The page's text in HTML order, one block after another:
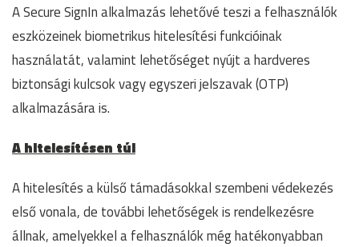
A Secure SignIn alkalmazás lehetővé teszi a felhasználók
eszközeinek biometrikus hitelesítési funkcióinak
használatát, valamint lehetőséget nyújt a hardveres
biztonsági kulcsok vagy egyszeri jelszavak (OTP)
alkalmazására is.
A hitelesítésen túl
A hitelesítés a külső támadásokkal szembeni védekezés
első vonala, de további lehetőségek is rendelkezésre
állnak, amelyekkel a felhasználók még hatékonyabban